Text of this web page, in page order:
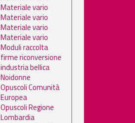
Materiale vario
Materiale vario
Materiale vario
Materiale vario
Moduli raccolta
firme riconversione
industria bellica
Noidonne
Opuscoli Comunità
Europea
Opuscoli Regione
Lombardia